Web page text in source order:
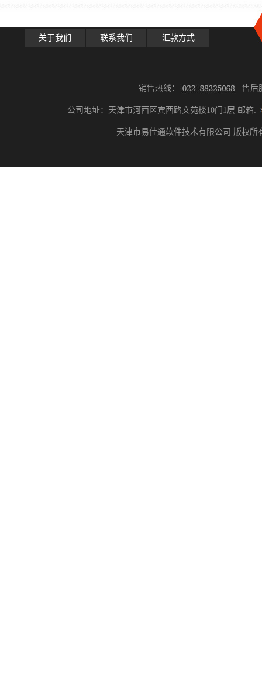
关于我们 联系我们 汇款方式
销售热线： 售后
公司地址：天津市河西区宾西路文苑楼10门1层 邮箱:
天津市易佳通软件技术有限公司 版权